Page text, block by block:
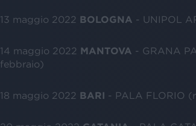
13 maggio 2022 BOLOGNA - UNIPOL
14 maggio 2022 MANTOVA - GRANA
febbraio)
18 maggio 2022 BARI - PALA FLORIO